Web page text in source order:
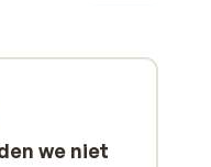
we niet